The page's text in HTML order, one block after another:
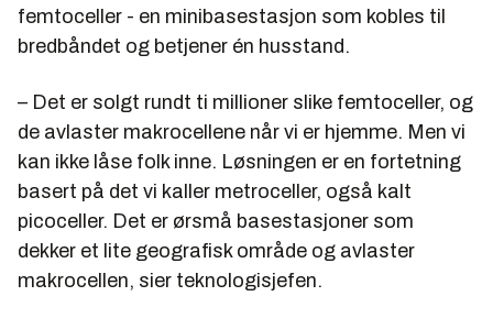
femtoceller - en minibasestasjon som kobles til
bredbåndet og betjener én husstand.
– Det er solgt rundt ti millioner slike femtoceller, og
de avlaster makrocellene når vi er hjemme. Men vi
kan ikke låse folk inne. Løsningen er en fortetning
basert på det vi kaller metroceller, også kalt
picoceller. Det er ørsmå basestasjoner som
dekker et lite geografisk område og avlaster
makrocellen, sier teknologisjefen.